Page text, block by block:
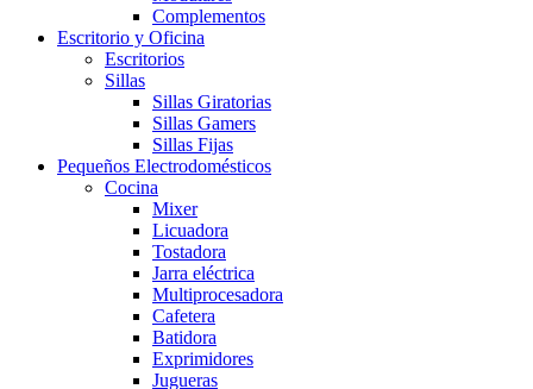
Complementos
Escritorio y Oficina
Escritorios
Sillas
Sillas Giratorias
Sillas Gamers
Sillas Fijas
Pequeños Electrodomésticos
Cocina
Mixer
Licuadora
Tostadora
Jarra eléctrica
Multiprocesadora
Cafetera
Batidora
Exprimidores
Jugueras